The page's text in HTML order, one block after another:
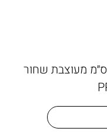
ידית משיכה לדלת כניסה 80 ס״מ מעוצבת שחור